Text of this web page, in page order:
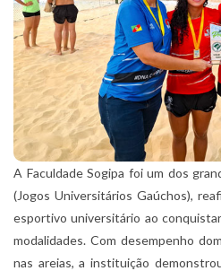
A Faculdade Sogipa foi um dos
(Jogos Universitários Gaúchos),
esportivo universitário ao
modalidades. Com desempenho
nas areias, a instituição